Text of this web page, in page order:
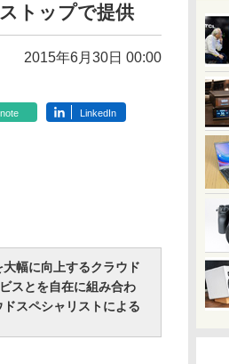
トップで提供
2015年6月30日 00:00
note LinkedIn
幅に向上するクラウド
スとを自在に組み合わ
スペシャリストによる